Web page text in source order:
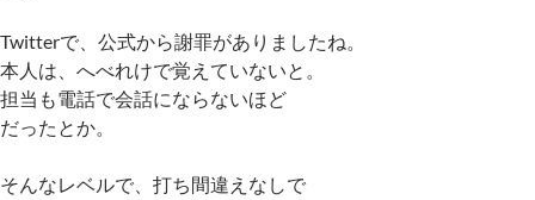
Twitterで、公式から謝罪がありましたね。
本人は、へべれけで覚えていないと。
担当も電話で会話にならないほど
だったとか。
そんなレベルで、打ち間違えなしで